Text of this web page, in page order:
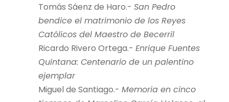
Tomás Sáenz de Haro.- San Pedro
bendice el matrimonio de los Reyes
Católicos del Maestro de Becerril
Ricardo Rivero Ortega.- Enrique Fuentes
Quintana: Centenario de un palentino
ejemplar
Miguel de Santiago.- Memoria en cinco